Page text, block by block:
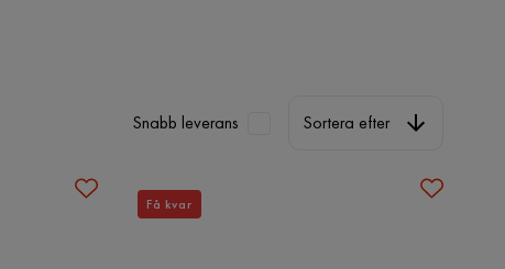
Snabb leverans Sortera efter
Få kvar